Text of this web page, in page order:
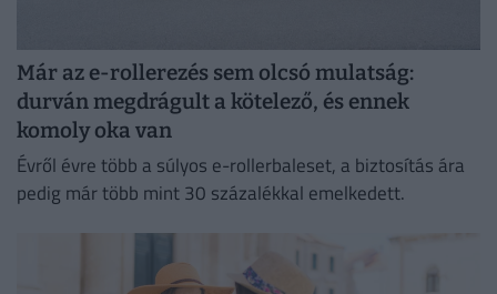
Már az e-rollerezés sem olcsó mulatság:
durván megdrágult a kötelező, és ennek
komoly oka van
Évről évre több a súlyos e-rollerbaleset, a biztosítás ára
pedig már több mint 30 százalékkal emelkedett.